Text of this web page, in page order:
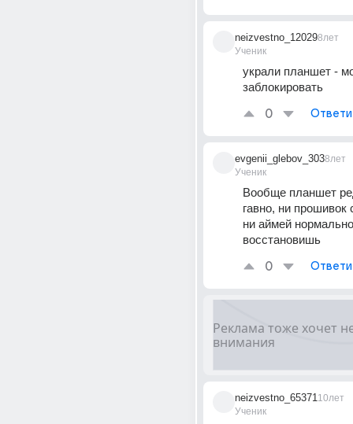
neizvestno_12029
Ученик
8лет
украли планшет -
заблокировать
0
evgenii_glebov_303
Ученик
8лет
Вообще планшет
гавно, ни прошивок
ни аймей
восстановишь
0
neizvestno_65371
Ученик
10лет